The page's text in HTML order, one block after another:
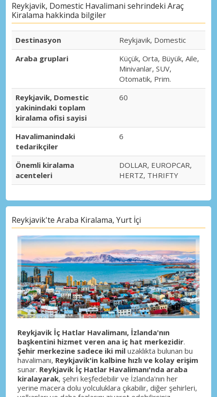
Reykjavik, Domestic Havalimani sehrindeki Araç
Kiralama hakkinda bilgiler
Destinasyon
Reykjavik, Domestic
Araba gruplari
Küçük, Orta, Büyük, Aile,
Minivanlar, SUV,
Otomatik, Prim.
Reykjavik, Domestic
yakinindaki toplam
kiralama ofisi sayisi
60
Havalimanindaki
tedarikçiler
6
Önemli kiralama
acenteleri
DOLLAR, EUROPCAR,
HERTZ, THRIFTY
Reykjavik'te Araba Kiralama, Yurt İçi
Reykjavik İç Hatlar Havalimanı, İzlanda'nın
başkentini hizmet veren ana iç hat merkezidir.
Şehir merkezine sadece iki mil uzaklıkta bulunan bu
havalimanı, Reykjavik'in kalbine hızlı ve kolay erişim
sunar. Reykjavik İç Hatlar Havalimanı'nda araba
kiralayarak, şehri keşfedebilir ve İzlanda'nın her
yerine macera dolu yolculuklara çıkabilir, diğer şehirleri,